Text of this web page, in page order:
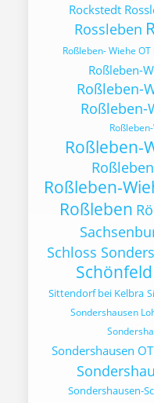
Rockstedt
Rossleben
Roßleben- Wiehe
Roßleben-
Roßleben-
Roßleben-
Roßleben-
Roßleben-
Roßleben
Schloss
Schönfeld
Sittendorf bei Kelbra
Sondershausen
Sondershausen
Sondershausen-